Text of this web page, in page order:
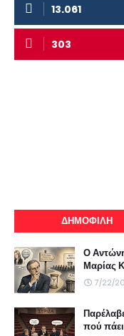
13.061
303
ΔΗΜΟΦΙΛΗ
Ο
Μαρίας
7/22/
πού πάει